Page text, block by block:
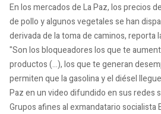
En los mercados de La Paz, los precios
de pollo y algunos vegetales se han
derivada de la toma de caminos, reporta
"Son los bloqueadores los que te
productos (...), los que te generan
permiten que la gasolina y el diésel
Paz en un video difundido en sus redes
Grupos afines al exmandatario socialista